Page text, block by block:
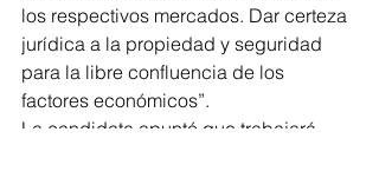
los respectivos mercados. Dar certeza
jurídica a la propiedad y seguridad
para la libre confluencia de los
factores económicos”.
La candidata apuntó que trabajará